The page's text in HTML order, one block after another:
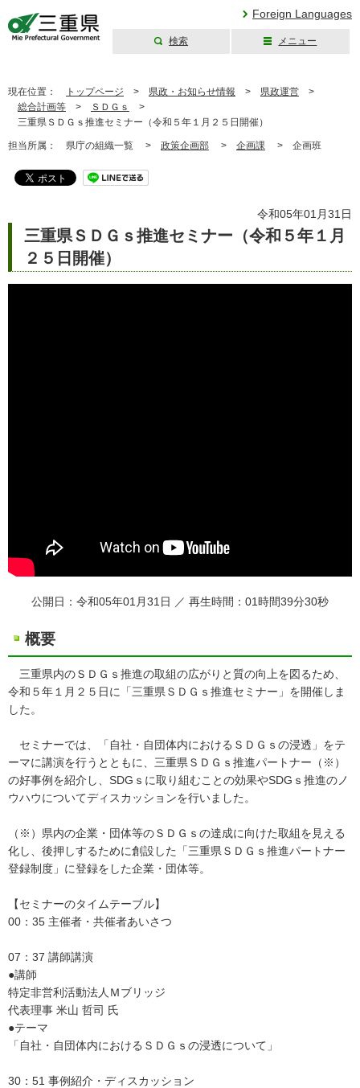
Foreign Languages
検索 メニュー
現在位置： トップページ > 県政・お知らせ情報 > 県政運営 >
総合計画等 > ＳＤＧｓ
>
三重県ＳＤＧｓ推進セミナー（令和５年１月２５日開催）
担当所属： 県庁の組織一覧 > 政策企画部 > 企画課 > 企画班
令和05年01月31日
三重県ＳＤＧｓ推進セミナー（令和５年１月
２５日開催）
公開日：令和05年01月31日 ／ 再生時間：01時間39分30秒
概要
三重県内のＳＤＧｓ推進の取組の広がりと質の向上を図るため、
令和５年１月２５日に「三重県ＳＤＧｓ推進セミナー」を開催しま
した。
セミナーでは、「自社・自団体内におけるＳＤＧｓの浸透」をテ
ーマに講演を行うとともに、三重県ＳＤＧｓ推進パートナー（※）
の好事例を紹介し、SDGｓに取り組むことの効果やSDGｓ推進のノ
ウハウについてディスカッションを行いました。
（※）県内の企業・団体等のＳＤＧｓの達成に向けた取組を見える
化し、後押しするために創設した「三重県ＳＤＧｓ推進パートナー
登録制度」に登録をした企業・団体等。
【セミナーのタイムテーブル】
00：35 主催者・共催者あいさつ
07：37 講師講演
●講師
特定非営利活動法人Ｍブリッジ
代表理事 米山 哲司 氏
●テーマ
「自社・自団体内におけるＳＤＧｓの浸透について」
30：51 事例紹介・ディスカッション